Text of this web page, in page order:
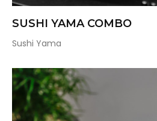
SUSHI YAMA COMBO
Sushi Yama